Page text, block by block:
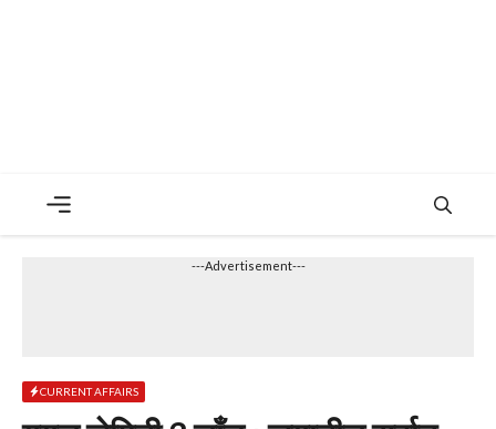
---Advertisement---
CURRENT AFFAIRS